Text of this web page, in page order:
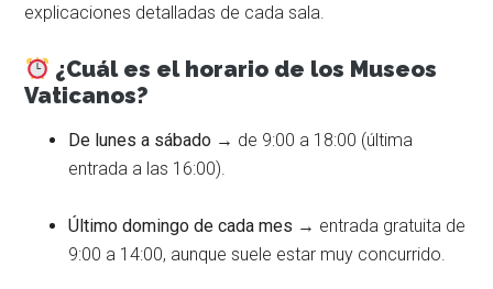
explicaciones detalladas de cada sala.
¿Cuál es el horario de los Museos
Vaticanos?
De lunes a sábado → de 9:00 a 18:00 (última
entrada a las 16:00).
Último domingo de cada mes → entrada gratuita de
9:00 a 14:00, aunque suele estar muy concurrido.